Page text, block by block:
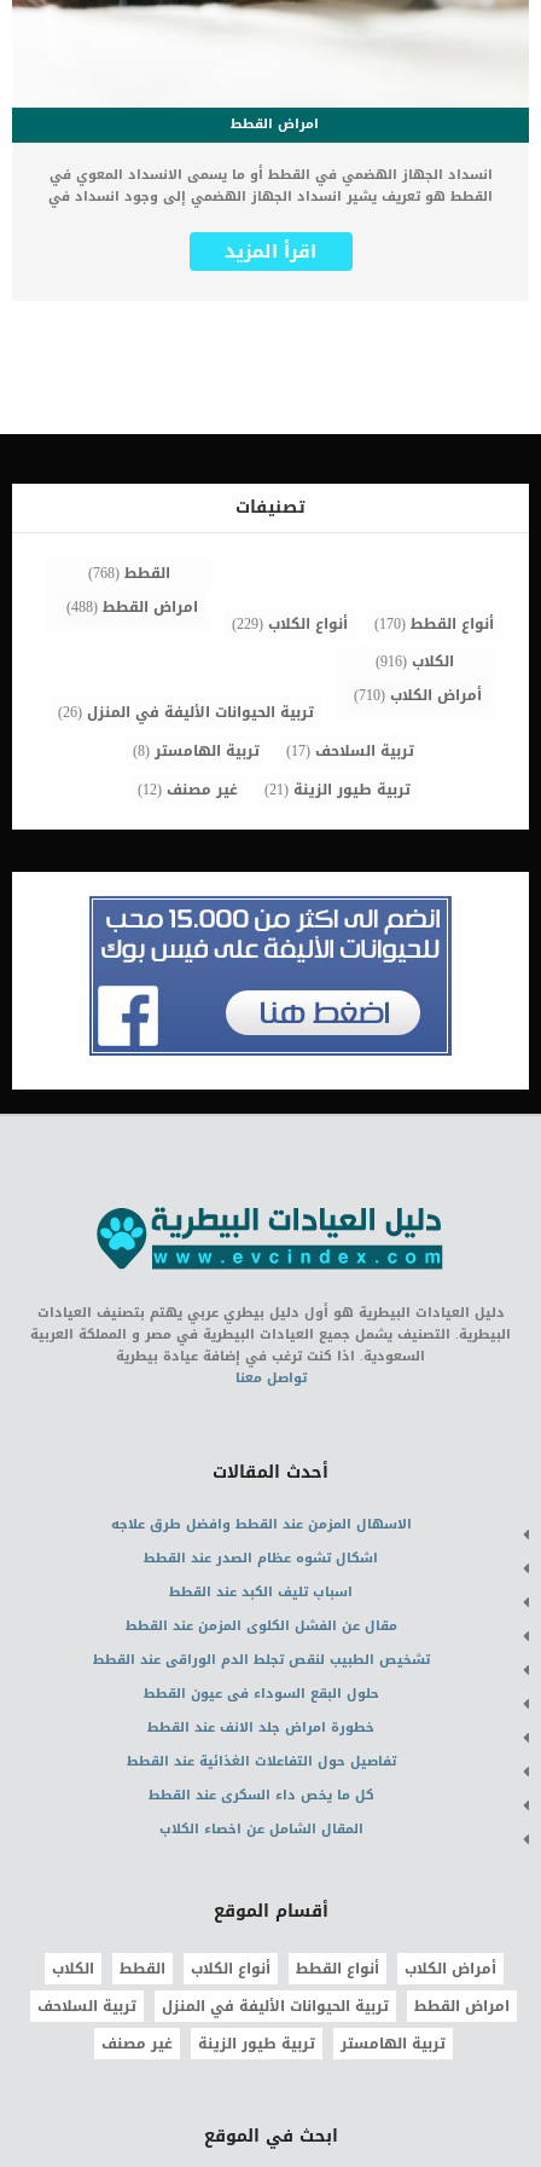
امراض القطط
انسداد الجهاز الهضمي في القطط أو ما يسمى الانسداد المعوي في
القطط هو تعريف يشير انسداد الجهاز الهضمي إلى وجود انسداد في
عادة ما تكون القطط صغيرة السن أكثر عرضة لخطر الانسداد المعوي من
القطط الكبيرة، لأنها تكون أقل قدرة على التمييز بين ما تتناوله من
الجسم، وقد يتنج عنه أيضًا إفرازات المعدة التي تحتوي على حمض
وذلك على حسب شدة حالة القط. يؤدي الانسداد المعوي في القطط
البسيط إلى تراكم المواد الصلبة والسوائل في الأمعاء، ومن الممكن أن
يؤدي حدوث التقيؤ. كما تحدث اختلالات كبيرة مع قلة التوازن، ويكون ذلك
اقرأ المزيد
تصنيفات
أنواع القطط(170) أنواع الكلاب(229)
القطط(768)
امراض القطط(488)
الكلاب(916)
أمراض الكلاب(710)
تربية الحيوانات الأليفة في المنزل(26)
تربية السلاحف(17) تربية الهامستر(8)
تربية طيور الزينة (21) غير مصنف(12)
دليل العيادات البيطرية هو أول دليل بيطري عربي يهتم بتصنيف العيادات
البيطرية. التصنيف يشمل جميع العيادات البيطرية في مصر و المملكة العربية
السعودية. اذا كنت ترغب في إضافة عيادة بيطرية
تواصل معنا
أحدث المقالات
الاسهال المزمن عند القطط وافضل طرق علاجه
اشكال تشوه عظام الصدر عند القطط
اسباب تليف الكبد عند القطط
مقال عن الفشل الكلوى المزمن عند القطط
تشخيص الطبيب لنقص تجلط الدم الوراقى عند القطط
حلول البقع السوداء فى عيون القطط
خطورة امراض جلد الانف عند القطط
تفاصيل حول التفاعلات الغذائية عند القطط
كل ما يخص داء السكرى عند القطط
المقال الشامل عن اخصاء الكلاب
أقسام الموقع
أمراض الكلاب أنواع القطط أنواع الكلاب القطط
الكلاب
امراض القطط
تربية الحيوانات الأليفة في المنزل
تربية السلاحف
تربية الهامستر
تربية طيور الزينة غير مصنف
ابحث في الموقع